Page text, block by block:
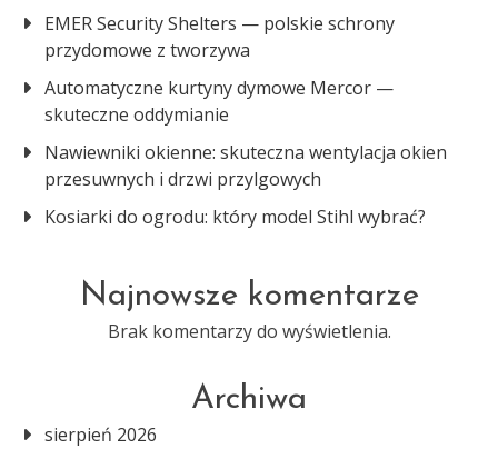
EMER Security Shelters — polskie schrony
przydomowe z tworzywa
Automatyczne kurtyny dymowe Mercor —
skuteczne oddymianie
Nawiewniki okienne: skuteczna wentylacja okien
przesuwnych i drzwi przylgowych
Kosiarki do ogrodu: który model Stihl wybrać?
Najnowsze komentarze
Brak komentarzy do wyświetlenia.
Archiwa
sierpień 2026